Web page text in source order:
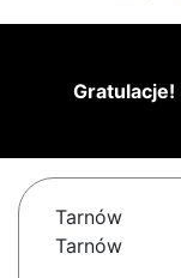
Gratulacje!
Tarnów
Tarnów